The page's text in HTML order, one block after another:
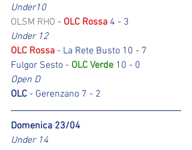
Under10
OLSM RHO - OLC Rossa 4 - 3
Under 12
OLC Rossa - La Rete Busto 10 - 7
Fulgor Sesto - OLC Verde 10 - 0
Open D
OLC - Gerenzano 7 - 2
Domenica 23/04
Under 14